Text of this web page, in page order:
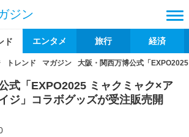
ジン
ド エンタメ 旅行 経済
トレンド マガジン 大阪・関西万博公式「
式「EXPO2025 ミャクミャク×ア
ジ」コラボグッズが受注販売開